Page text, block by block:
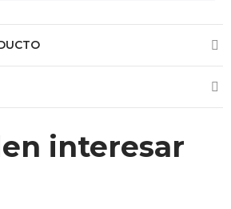
interesar